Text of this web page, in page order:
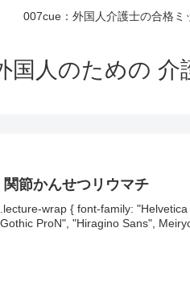
007cue：外国人介護士の合格
国人のための 介
関節かんせつリウマチ
.lecture-wrap { font-family:
Gothic ProN", "Hiragino Sans",